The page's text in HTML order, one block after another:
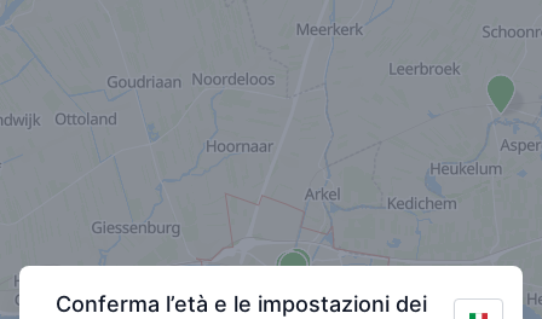
Conferma l’età e le impostazioni dei